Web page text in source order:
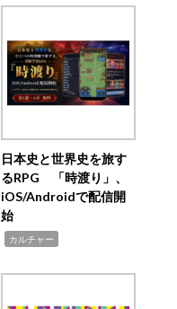
日本史と世界史を旅す
るRPG 「時渡り」、
iOS/Androidで配信開
始
カルチャー